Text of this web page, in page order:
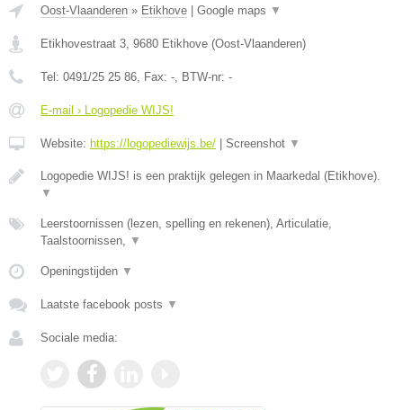
Oost-Vlaanderen » Etikhove Google maps ▼
Etikhovestraat 3, 9680 Etikhove (Oost-Vlaanderen)
Tel: 0491/25 25 86, Fax: -, BTW-nr: -
E-mail › Logopedie WIJS!
Website: https://logopediewijs.be/ Screenshot ▼
Logopedie WIJS! is een praktijk gelegen in Maarkedal (Etikhove).
▼
Leerstoornissen (lezen, spelling en rekenen), Articulatie,
Taalstoornissen, ▼
Openingstijden ▼
Laatste facebook posts ▼
Sociale media: